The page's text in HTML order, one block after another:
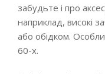
забудьте і про
наприклад, високі
або обідком.
60-х.